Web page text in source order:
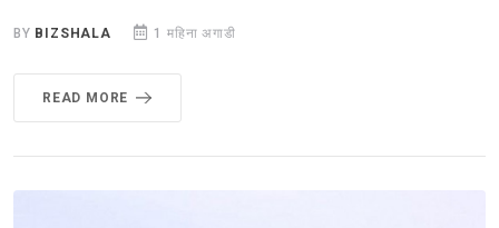
BY BIZSHALA 1 महिना अगाडी
READ MORE